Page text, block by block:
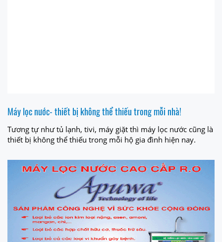
Máy lọc nước- thiết bị không thể thiếu trong mỗi nhà!
Tương tự như tủ lạnh, tivi, máy giặt thì máy lọc nước cũng là
thiết bị không thể thiếu trong mỗi hộ gia đình hiện nay.